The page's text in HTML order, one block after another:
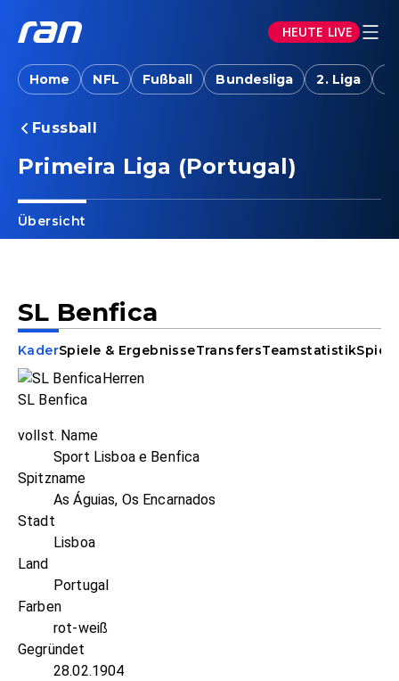
HEUTE LIVE
Home NFL Fußball Bundesliga 2. Liga
Fussball
Primeira Liga (Portugal)
Übersicht
SL Benfica
KaderSpiele & ErgebnisseTransfersTeamstatistik
SL Benfica
vollst. Name
Sport Lisboa e Benfica
Spitzname
As Águias, Os Encarnados
Stadt
Lisboa
Land
Portugal
Farben
rot-weiß
Gegründet
28.02.1904